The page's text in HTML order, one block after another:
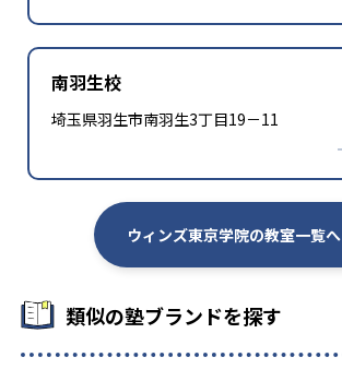
南羽生校
埼玉県羽生市南羽生3丁目19－11
ウィンズ東京学院の教室一覧へ
類似の塾ブランドを探す